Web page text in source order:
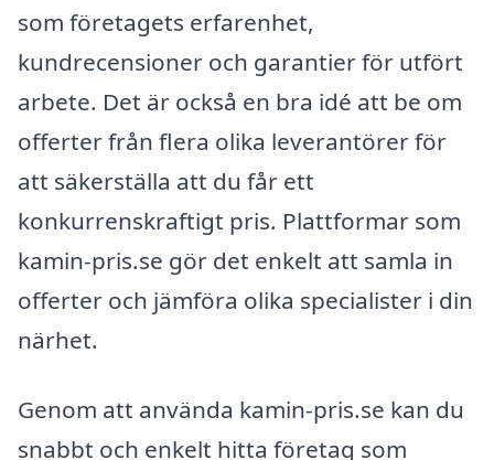
som företagets erfarenhet,
kundrecensioner och garantier för utfört
arbete. Det är också en bra idé att be om
offerter från flera olika leverantörer för
att säkerställa att du får ett
konkurrenskraftigt pris. Plattformar som
kamin-pris.se gör det enkelt att samla in
offerter och jämföra olika specialister i din
närhet.
Genom att använda kamin-pris.se kan du
snabbt och enkelt hitta företag som